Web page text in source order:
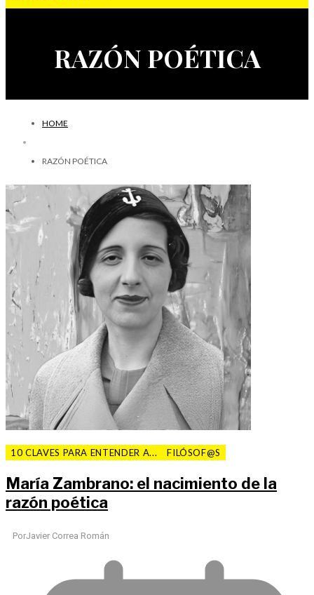
RAZÓN POÉTICA
HOME
RAZÓN POÉTICA
10 CLAVES PARA ENTENDER A... FILÓSOF@S
María Zambrano: el nacimiento de la
razón poética
PorJavier Correa Román